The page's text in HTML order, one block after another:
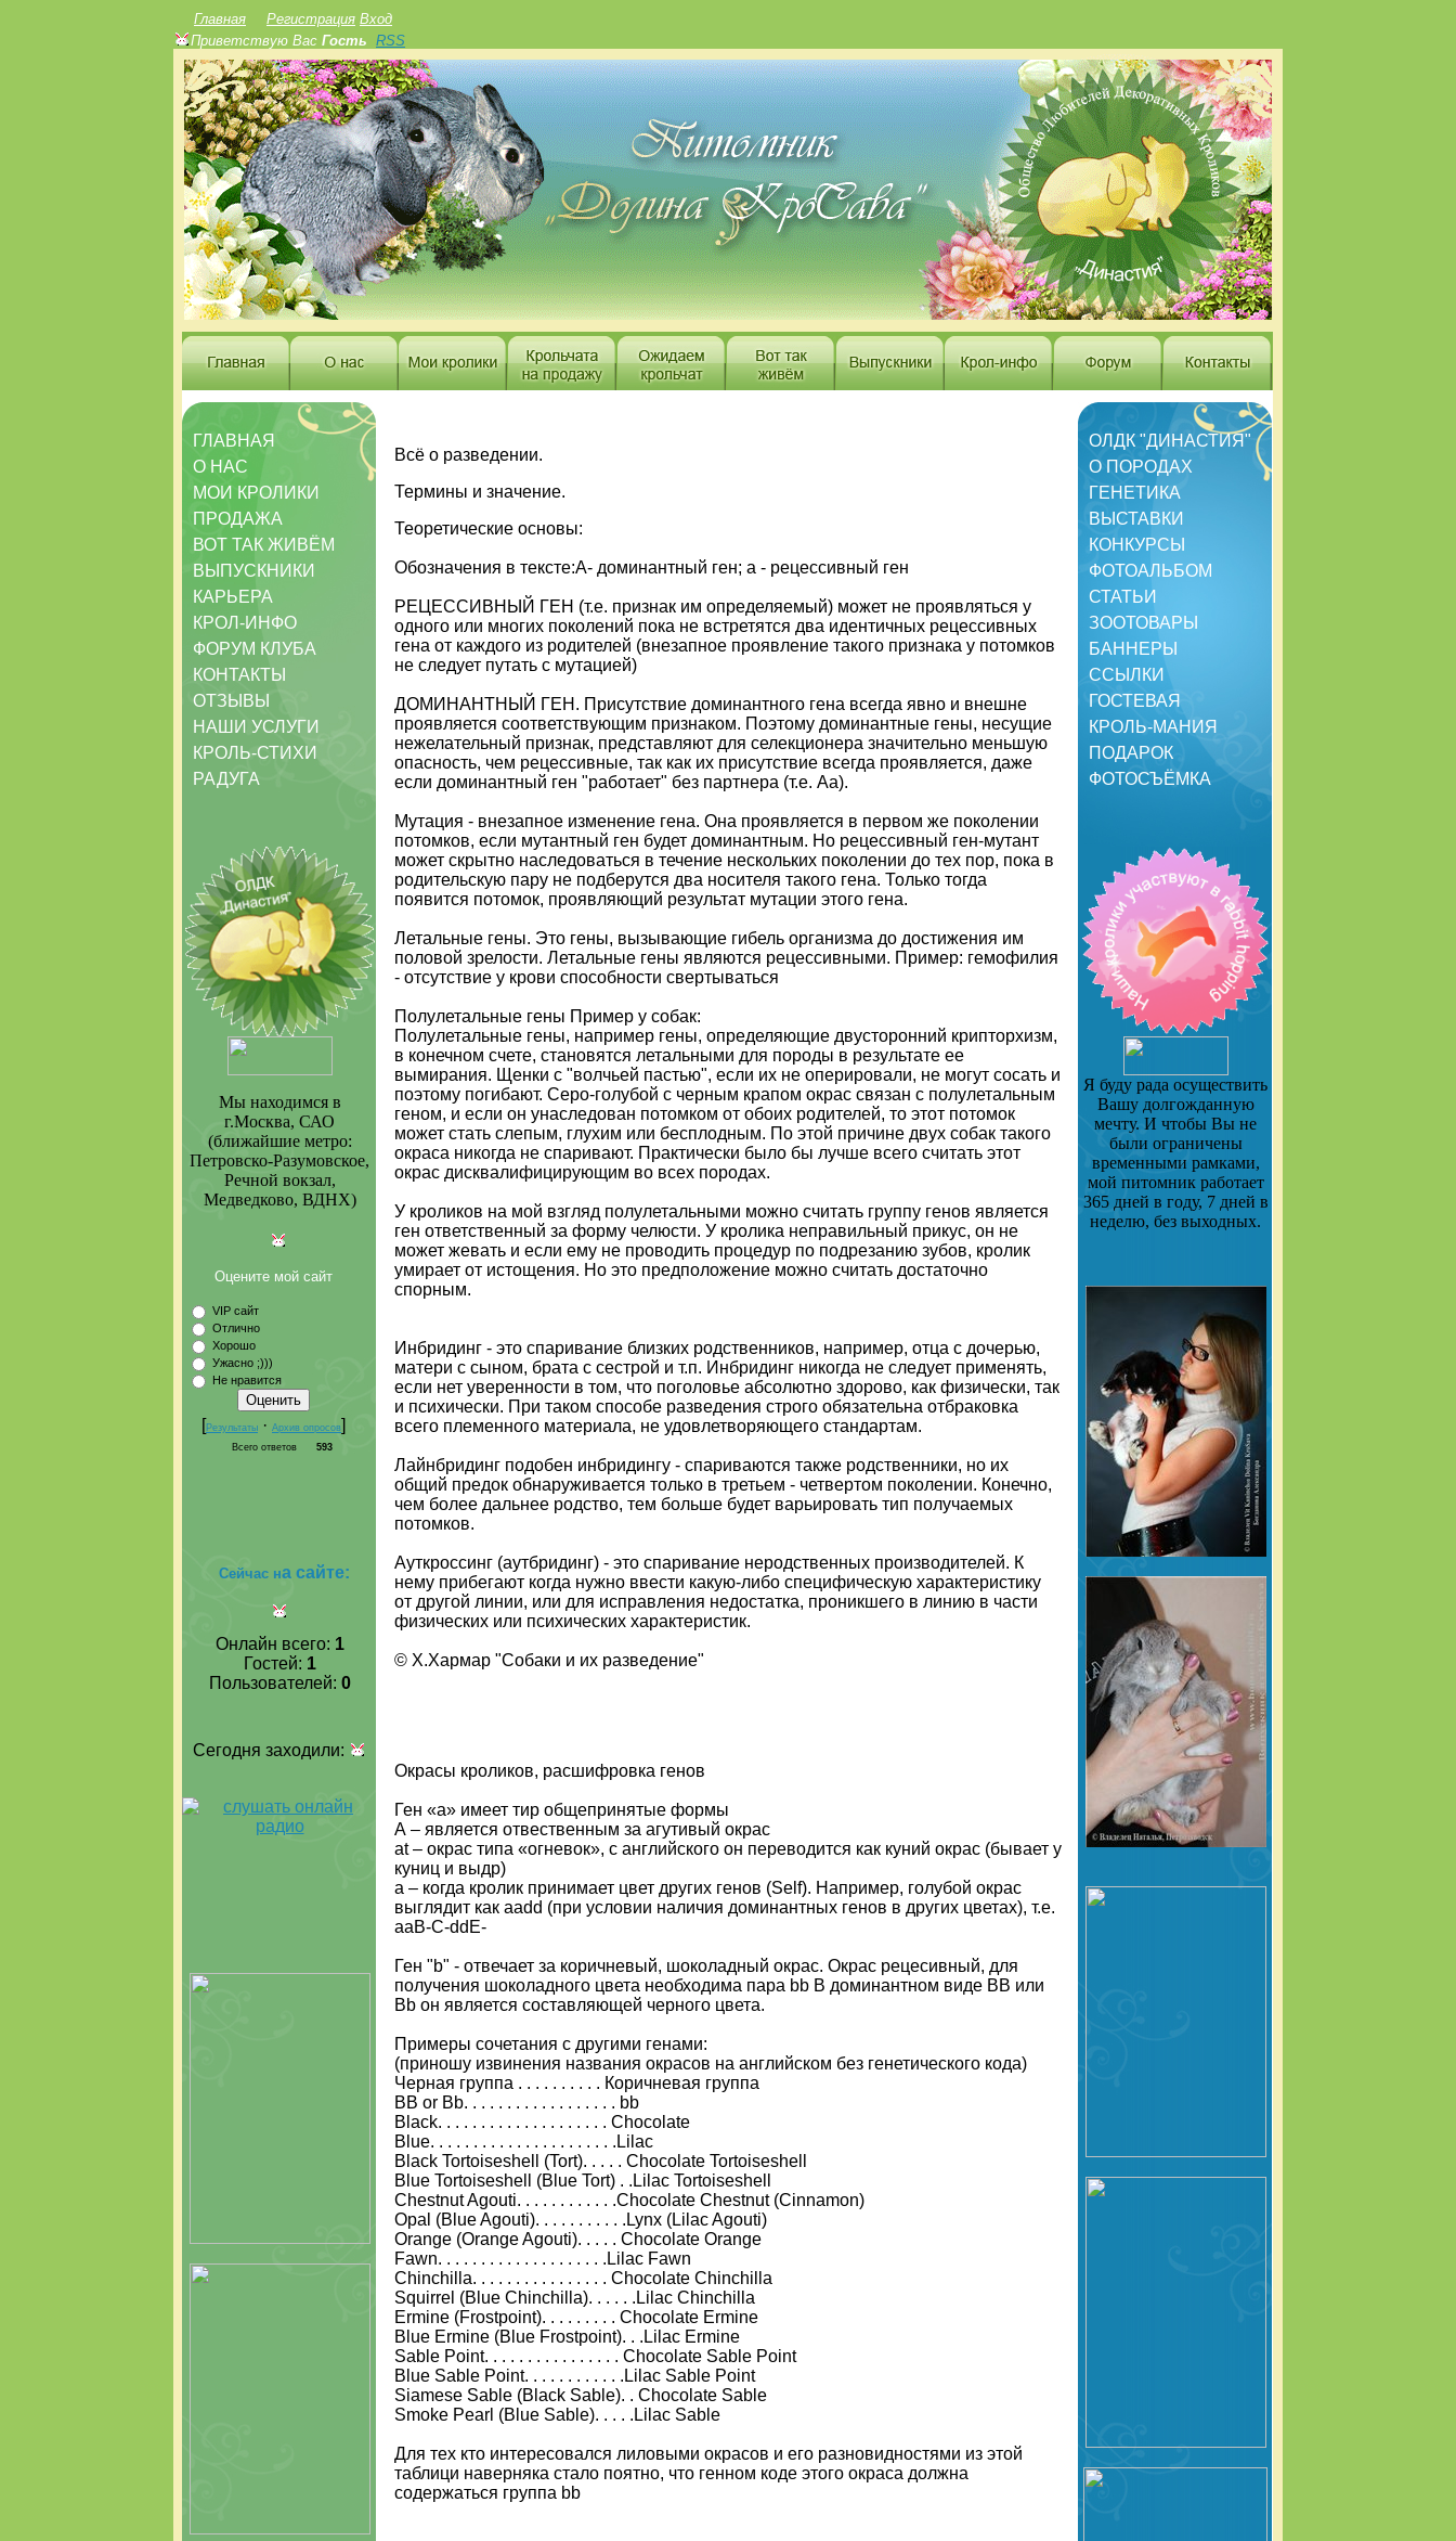
Главная Регистрация Вход
Приветствую Вас Гость RSS
ГЛАВНАЯ
О НАС
МОИ КРОЛИКИ
ПРОДАЖА
ВОТ ТАК ЖИВЁМ
ВЫПУСКНИКИ
КАРЬЕРА
КРОЛ-ИНФО
ФОРУМ КЛУБА
КОНТАКТЫ
ОТЗЫВЫ
НАШИ УСЛУГИ
КРОЛЬ-СТИХИ
РАДУГА
Мы находимся в
г.Москва, САО
(ближайшие метро:
Петровско-Разумовское,
Речной вокзал,
Медведково, ВДНХ)
Оцените мой сайт
VIP сайт
Отлично
Хорошо
Ужасно ;)))
Не нравится
[Результаты · Архив опросов]
Всего ответов 593
Сейчас на сайте:
Онлайн всего: 1
Гостей: 1
Пользователей: 0
Сегодня заходили:
Всё о разведении.
Термины и значение.
Теоретические основы:
Обозначения в тексте:А- доминантный ген; а - рецессивный ген
РЕЦЕССИВНЫЙ ГЕН (т.е. признак им определяемый) может не проявляться у
одного или многих поколений пока не встретятся два идентичных рецессивных
гена от каждого из родителей (внезапное проявление такого признака у потомков
не следует путать с мутацией)
ДОМИНАНТНЫЙ ГЕН. Присутствие доминантного гена всегда явно и внешне
проявляется соответствующим признаком. Поэтому доминантные гены, несущие
нежелательный признак, представляют для селекционера значительно меньшую
опасность, чем рецессивные, так как их присутствие всегда проявляется, даже
если доминантный ген "работает" без партнера (т.е. Аа).
Мутация - внезапное изменение гена. Она проявляется в первом же поколении
потомков, если мутантный ген будет доминантным. Но рецессивный ген-мутант
может скрытно наследоваться в течение нескольких поколении до тех пор, пока в
родительскую пару не подберутся два носителя такого гена. Только тогда
появится потомок, проявляющий результат мутации этого гена.
Летальные гены. Это гены, вызывающие гибель организма до достижения им
половой зрелости. Летальные гены являются рецессивными. Пример: гемофилия
- отсутствие у крови способности свертываться
Полулетальные гены Пример у собак:
Полулетальные гены, например гены, определяющие двусторонний крипторхизм,
в конечном счете, становятся летальными для породы в результате ее
вымирания. Щенки с "волчьей пастью", если их не оперировали, не могут сосать и
поэтому погибают. Серо-голубой с черным крапом окрас связан с полулетальным
геном, и если он унаследован потомком от обоих родителей, то этот потомок
может стать слепым, глухим или бесплодным. По этой причине двух собак такого
окраса никогда не спаривают. Практически было бы лучше всего считать этот
окрас дисквалифицирующим во всех породах.
У кроликов на мой взгляд полулетальными можно считать группу генов является
ген ответственный за форму челюсти. У кролика неправильный прикус, он не
может жевать и если ему не проводить процедур по подрезанию зубов, кролик
умирает от истощения. Но это предположение можно считать достаточно
спорным.
Инбридинг - это спаривание близких родственников, например, отца с дочерью,
матери с сыном, брата с сестрой и т.п. Инбридинг никогда не следует применять,
если нет уверенности в том, что поголовье абсолютно здорово, как физически, так
и психически. При таком способе разведения строго обязательна отбраковка
всего племенного материала, не удовлетворяющего стандартам.
Лайнбридинг подобен инбридингу - спариваются также родственники, но их
общий предок обнаруживается только в третьем - четвертом поколении. Конечно,
чем более дальнее родство, тем больше будет варьировать тип получаемых
потомков.
Ауткроссинг (аутбридинг) - это спаривание неродственных производителей. К
нему прибегают когда нужно ввести какую-либо специфическую характеристику
от другой линии, или для исправления недостатка, проникшего в линию в части
физических или психических характеристик.
© Х.Хармар "Собаки и их разведение"
Окрасы кроликов, расшифровка генов
Ген «а» имеет тир общепринятые формы
А – является отвественным за агутивый окрас
at – окрас типа «огневок», с английского он переводится как куний окрас (бывает у
куниц и выдр)
а – когда кролик принимает цвет других генов (Self). Например, голубой окрас
выглядит как aadd (при условии наличия доминантных генов в других цветах), т.е.
aaB-C-ddE-
Ген "b" - отвечает за коричневый, шоколадный окрас. Окрас рецесивный, для
получения шоколадного цвета необходима пара bb В доминантном виде BB или
Bb он является составляющей черного цвета.
Примеры сочетания с другими генами:
(приношу извинения названия окрасов на английском без генетического кода)
Черная группа . . . . . . . . . . Коричневая группа
BB or Bb. . . . . . . . . . . . . . . . . . bb
Black. . . . . . . . . . . . . . . . . . . . Chocolate
Blue. . . . . . . . . . . . . . . . . . . . . .Lilac
Black Tortoiseshell (Tort). . . . . Chocolate Tortoiseshell
Blue Tortoiseshell (Blue Tort) . .Lilac Tortoiseshell
Chestnut Agouti. . . . . . . . . . . .Chocolate Chestnut (Cinnamon)
Opal (Blue Agouti). . . . . . . . . . .Lynx (Lilac Agouti)
Orange (Orange Agouti). . . . . Chocolate Orange
Fawn. . . . . . . . . . . . . . . . . . . .Lilac Fawn
Chinchilla. . . . . . . . . . . . . . . . Chocolate Chinchilla
Squirrel (Blue Chinchilla). . . . . .Lilac Chinchilla
Ermine (Frostpoint). . . . . . . . . Chocolate Ermine
Blue Ermine (Blue Frostpoint). . .Lilac Ermine
Sable Point. . . . . . . . . . . . . . . . Chocolate Sable Point
Blue Sable Point. . . . . . . . . . . .Lilac Sable Point
Siamese Sable (Black Sable). . Chocolate Sable
Smoke Pearl (Blue Sable). . . . .Lilac Sable
Для тех кто интересовался лиловыми окрасов и его разновидностями из этой
таблици наверняка стало поятно, что генном коде этого окраса должна
содержаться группа bb
ОЛДК "ДИНАСТИЯ"
О ПОРОДАХ
ГЕНЕТИКА
ВЫСТАВКИ
КОНКУРСЫ
ФОТОАЛЬБОМ
СТАТЬИ
ЗООТОВАРЫ
БАННЕРЫ
ССЫЛКИ
ГОСТЕВАЯ
КРОЛЬ-МАНИЯ
ПОДАРОК
ФОТОСЪЁМКА
Я буду рада осуществить
Вашу долгожданную
мечту. И чтобы Вы не
были ограничены
временными рамками,
мой питомник работает
365 дней в году, 7 дней в
неделю, без выходных.